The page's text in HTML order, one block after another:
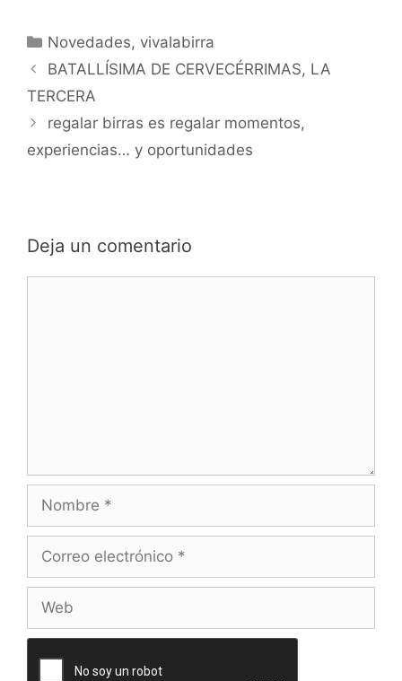
Categorías
Novedades, vivalabirra
BATALLÍSIMA DE CERVECÉRRIMAS, LA
TERCERA
regalar birras es regalar momentos,
experiencias… y oportunidades
Deja un comentario
Nombre
Correo
Web